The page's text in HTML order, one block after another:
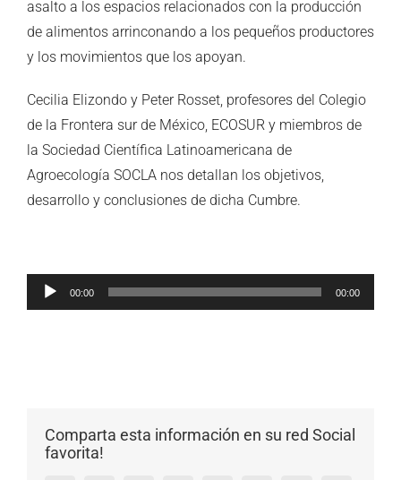
asalto a los espacios relacionados con la producción
de alimentos arrinconando a los pequeños productores
y los movimientos que los apoyan.
Cecilia Elizondo y Peter Rosset, profesores del Colegio
de la Frontera sur de México, ECOSUR y miembros de
la Sociedad Científica Latinoamericana de
Agroecología SOCLA nos detallan los objetivos,
desarrollo y conclusiones de dicha Cumbre.
Reproductor
de
00:00 00:00
Comparta esta información en su red Social
favorita!